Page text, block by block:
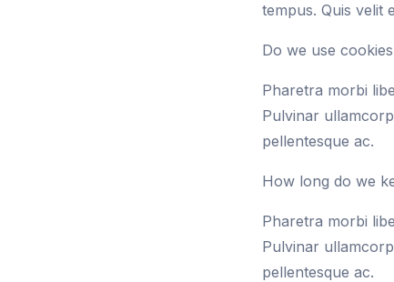
tempus. Quis velit
Do we use
Pharetra morbi
Pulvinar
pellentesque ac.
How long do we
Pharetra morbi
Pulvinar
pellentesque ac.